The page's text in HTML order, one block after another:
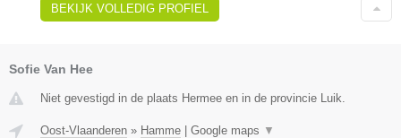
BEKIJK VOLLEDIG PROFIEL
Sofie Van Hee
Niet gevestigd in de plaats Hermee en in de provincie Luik.
Oost-Vlaanderen » Hamme Google maps ▼